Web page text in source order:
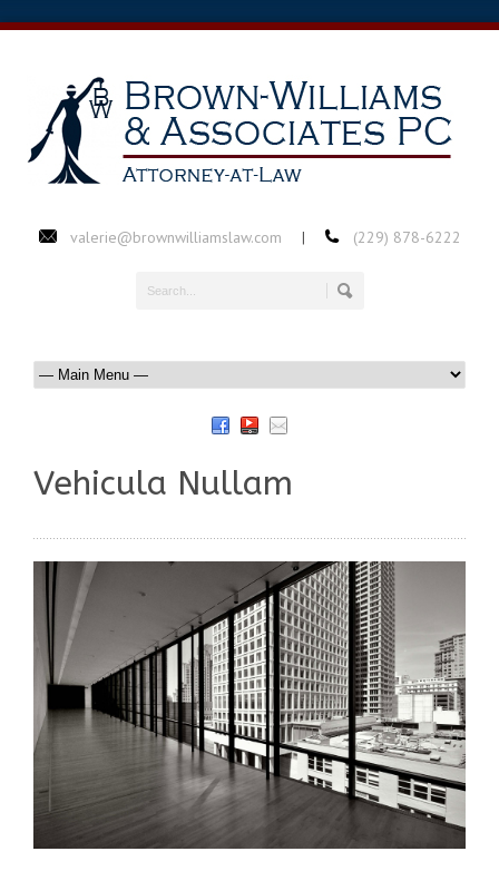
valerie@brownwilliamslaw.com | (229) 878-6222
Vehicula Nullam